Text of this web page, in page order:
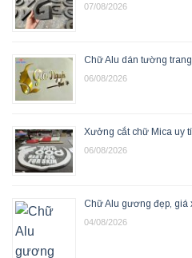
07/08/2026
Chữ Alu dán tường
06/08/2026
Xưởng cắt chữ Mica uy
06/08/2026
Chữ Alu gương đẹp, giá
04/08/2026